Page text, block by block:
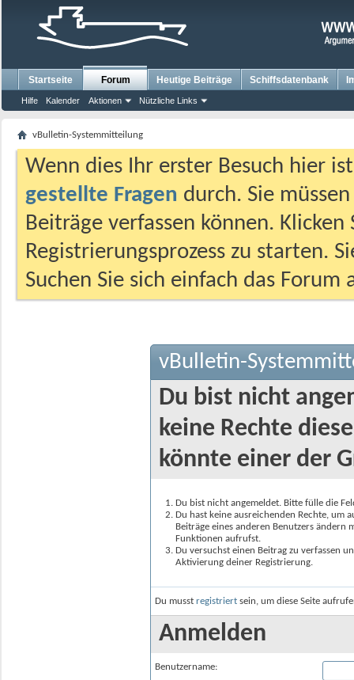
Startseite Forum
Hilfe Kalender Aktionen Nützliche Links
Heutige Beiträge Schiffsdatenbank
vBulletin-Systemmitteilung
Wenn dies Ihr erster Besuch hier
gestellte Fragen durch. Sie
Beiträge verfassen können.
Registrierungsprozess zu starten.
Suchen Sie sich einfach das
vBulletin-
Du bist nicht
keine Rechte
könnte einer der
Du bist nicht angemeldet. Bitte fülle die
Du hast keine ausreichenden Rechte, um
Beiträge eines anderen Benutzers
Funktionen aufrufst.
Du versuchst einen Beitrag zu verfassen
Aktivierung deiner Registrierung.
Du musst registriert sein, um diese Seite
Anmelden
Benutzername: